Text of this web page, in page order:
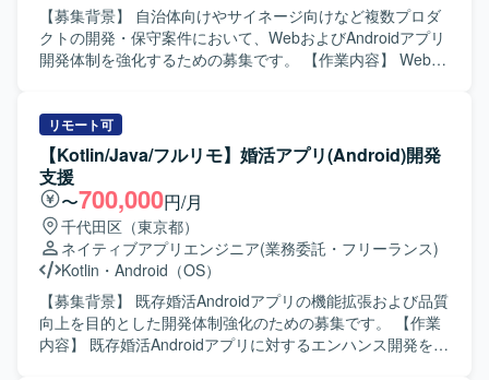
【募集背景】 自治体向けやサイネージ向けなど複数プロダ
クトの開発・保守案件において、WebおよびAndroidアプリ
開発体制を強化するための募集です。 【作業内容】 Webア
いただきます。 具体的には、自治体向け健康管理アプリの
Web／Androidアプリ開発、サイネージ受付システムの
Androidアプリ開発、PHP／Node.jsを用いたバックエン
ド・Webシステム開発、KotlinによるAndroidネイティブア
プリ開発、REST API連携やDB設計、管理画面開発、UI/UX
改善、機能追加・改修対応、iOS／Web／サーバーサイドと
の仕様調整・連携開発、Firebaseやクラウドサービスを利
用したアプリ連携、保守運用や障害調査、パフォーマンス
改善対応などを行っていただきます。 【求める人物像】 フ
ロントエンドからバックエンドまで幅広い領域に対して主
体的にキャッチアップしながら取り組める方を求めていま
リモート可
【Kotlin/Java/フルリモ】婚活アプリ(Android)開発
支援
〜700,000円/月
千代田区（東京都）
ネイティブアプリエンジニア(業務委託・フリーランス)
Kotlin ・ Android（OS）
【募集背景】 既存婚活Androidアプリの機能拡張および品質
向上を目的とした開発体制強化のための募集です。 【作業
内容】 既存婚活Androidアプリに対するエンハンス開発を行